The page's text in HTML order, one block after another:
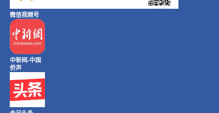
微信视频号
中新网-中国
侨声